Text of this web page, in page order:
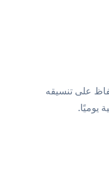
على تنسيقه
يوميًا.